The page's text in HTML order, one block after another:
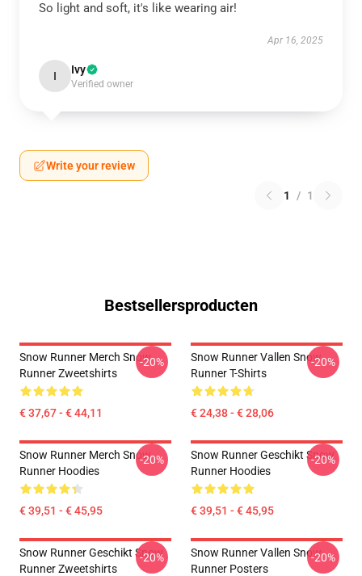
So light and soft, it's like wearing air!
Apr 16, 2025
I Ivy
Verified owner
Write your review
1 / 1
Bestsellersproducten
Snow Runner Merch Snow
Runner Zweetshirts
€ 37,67 - € 44,11
-20%
Snow Runner Vallen Snow
Runner T-Shirts
€ 24,38 - € 28,06
-20%
Snow Runner Merch Snow
Runner Hoodies
€ 39,51 - € 45,95
-20%
Snow Runner Geschikt Snow
Runner Hoodies
€ 39,51 - € 45,95
-20%
Snow Runner Geschikt Snow
Runner Zweetshirts
-20%
Snow Runner Vallen Snow
Runner Posters
-20%